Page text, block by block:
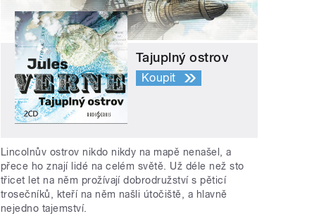
Tajuplný ostrov
Koupit
Lincolnův ostrov nikdo nikdy na mapě nenašel, a
přece ho znají lidé na celém světě. Už déle než sto
třicet let na něm prožívají dobrodružství s pěticí
trosečníků, kteří na něm našli útočiště, a hlavně
nejedno tajemství.